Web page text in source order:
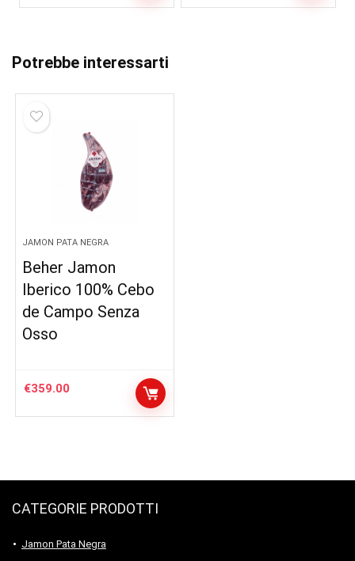
Potrebbe interessarti
JAMON PATA NEGRA
Beher Jamon
Iberico 100% Cebo
de Campo Senza
Osso
€359.00
CATEGORIE PRODOTTI
Jamon Pata Negra